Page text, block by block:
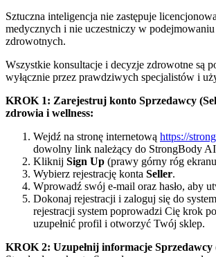
Sztuczna inteligencja nie zastępuje
medycznych i nie uczestniczy w
zdrowotnych.
Wszystkie konsultacje i decyzje zdrowotne są
wyłącznie przez prawdziwych specjalistów i
KROK 1: Zarejestruj konto Sprzedawcy
zdrowia i wellness:
Wejdź na stronę internetową https://
dowolny link należący do StrongBody
Kliknij Sign Up (prawy górny róg
Wybierz rejestrację konta Seller.
Wprowadź swój e-mail oraz hasło, aby
Dokonaj rejestracji i zaloguj się do
rejestracji system poprowadzi Cię krok
uzupełnić profil i otworzyć Twój sklep.
KROK 2: Uzupełnij informacje Sprzedawcy